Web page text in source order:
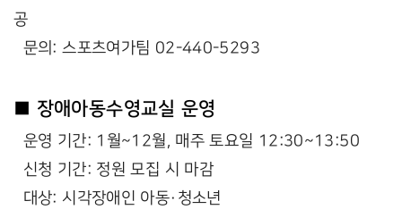
공
문의: 스포츠여가팀 02-440-5293
■ 장애아동수영교실 운영
운영 기간: 1월~12월, 매주 토요일 12:30~13:50
신청 기간: 정원 모집 시 마감
대상: 시각장애인 아동·청소년